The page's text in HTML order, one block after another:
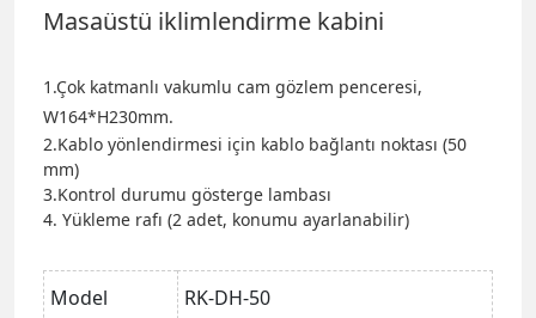
Masaüstü iklimlendirme kabini
1.Çok katmanlı vakumlu cam gözlem penceresi,
W164*H230mm.
2.Kablo yönlendirmesi için kablo bağlantı noktası (50
mm)
3.Kontrol durumu gösterge lambası
4. Yükleme rafı (2 adet, konumu ayarlanabilir)
Model RK-DH-50